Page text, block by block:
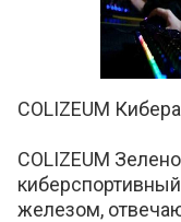
COLIZEUM
COLIZEUM
железом,